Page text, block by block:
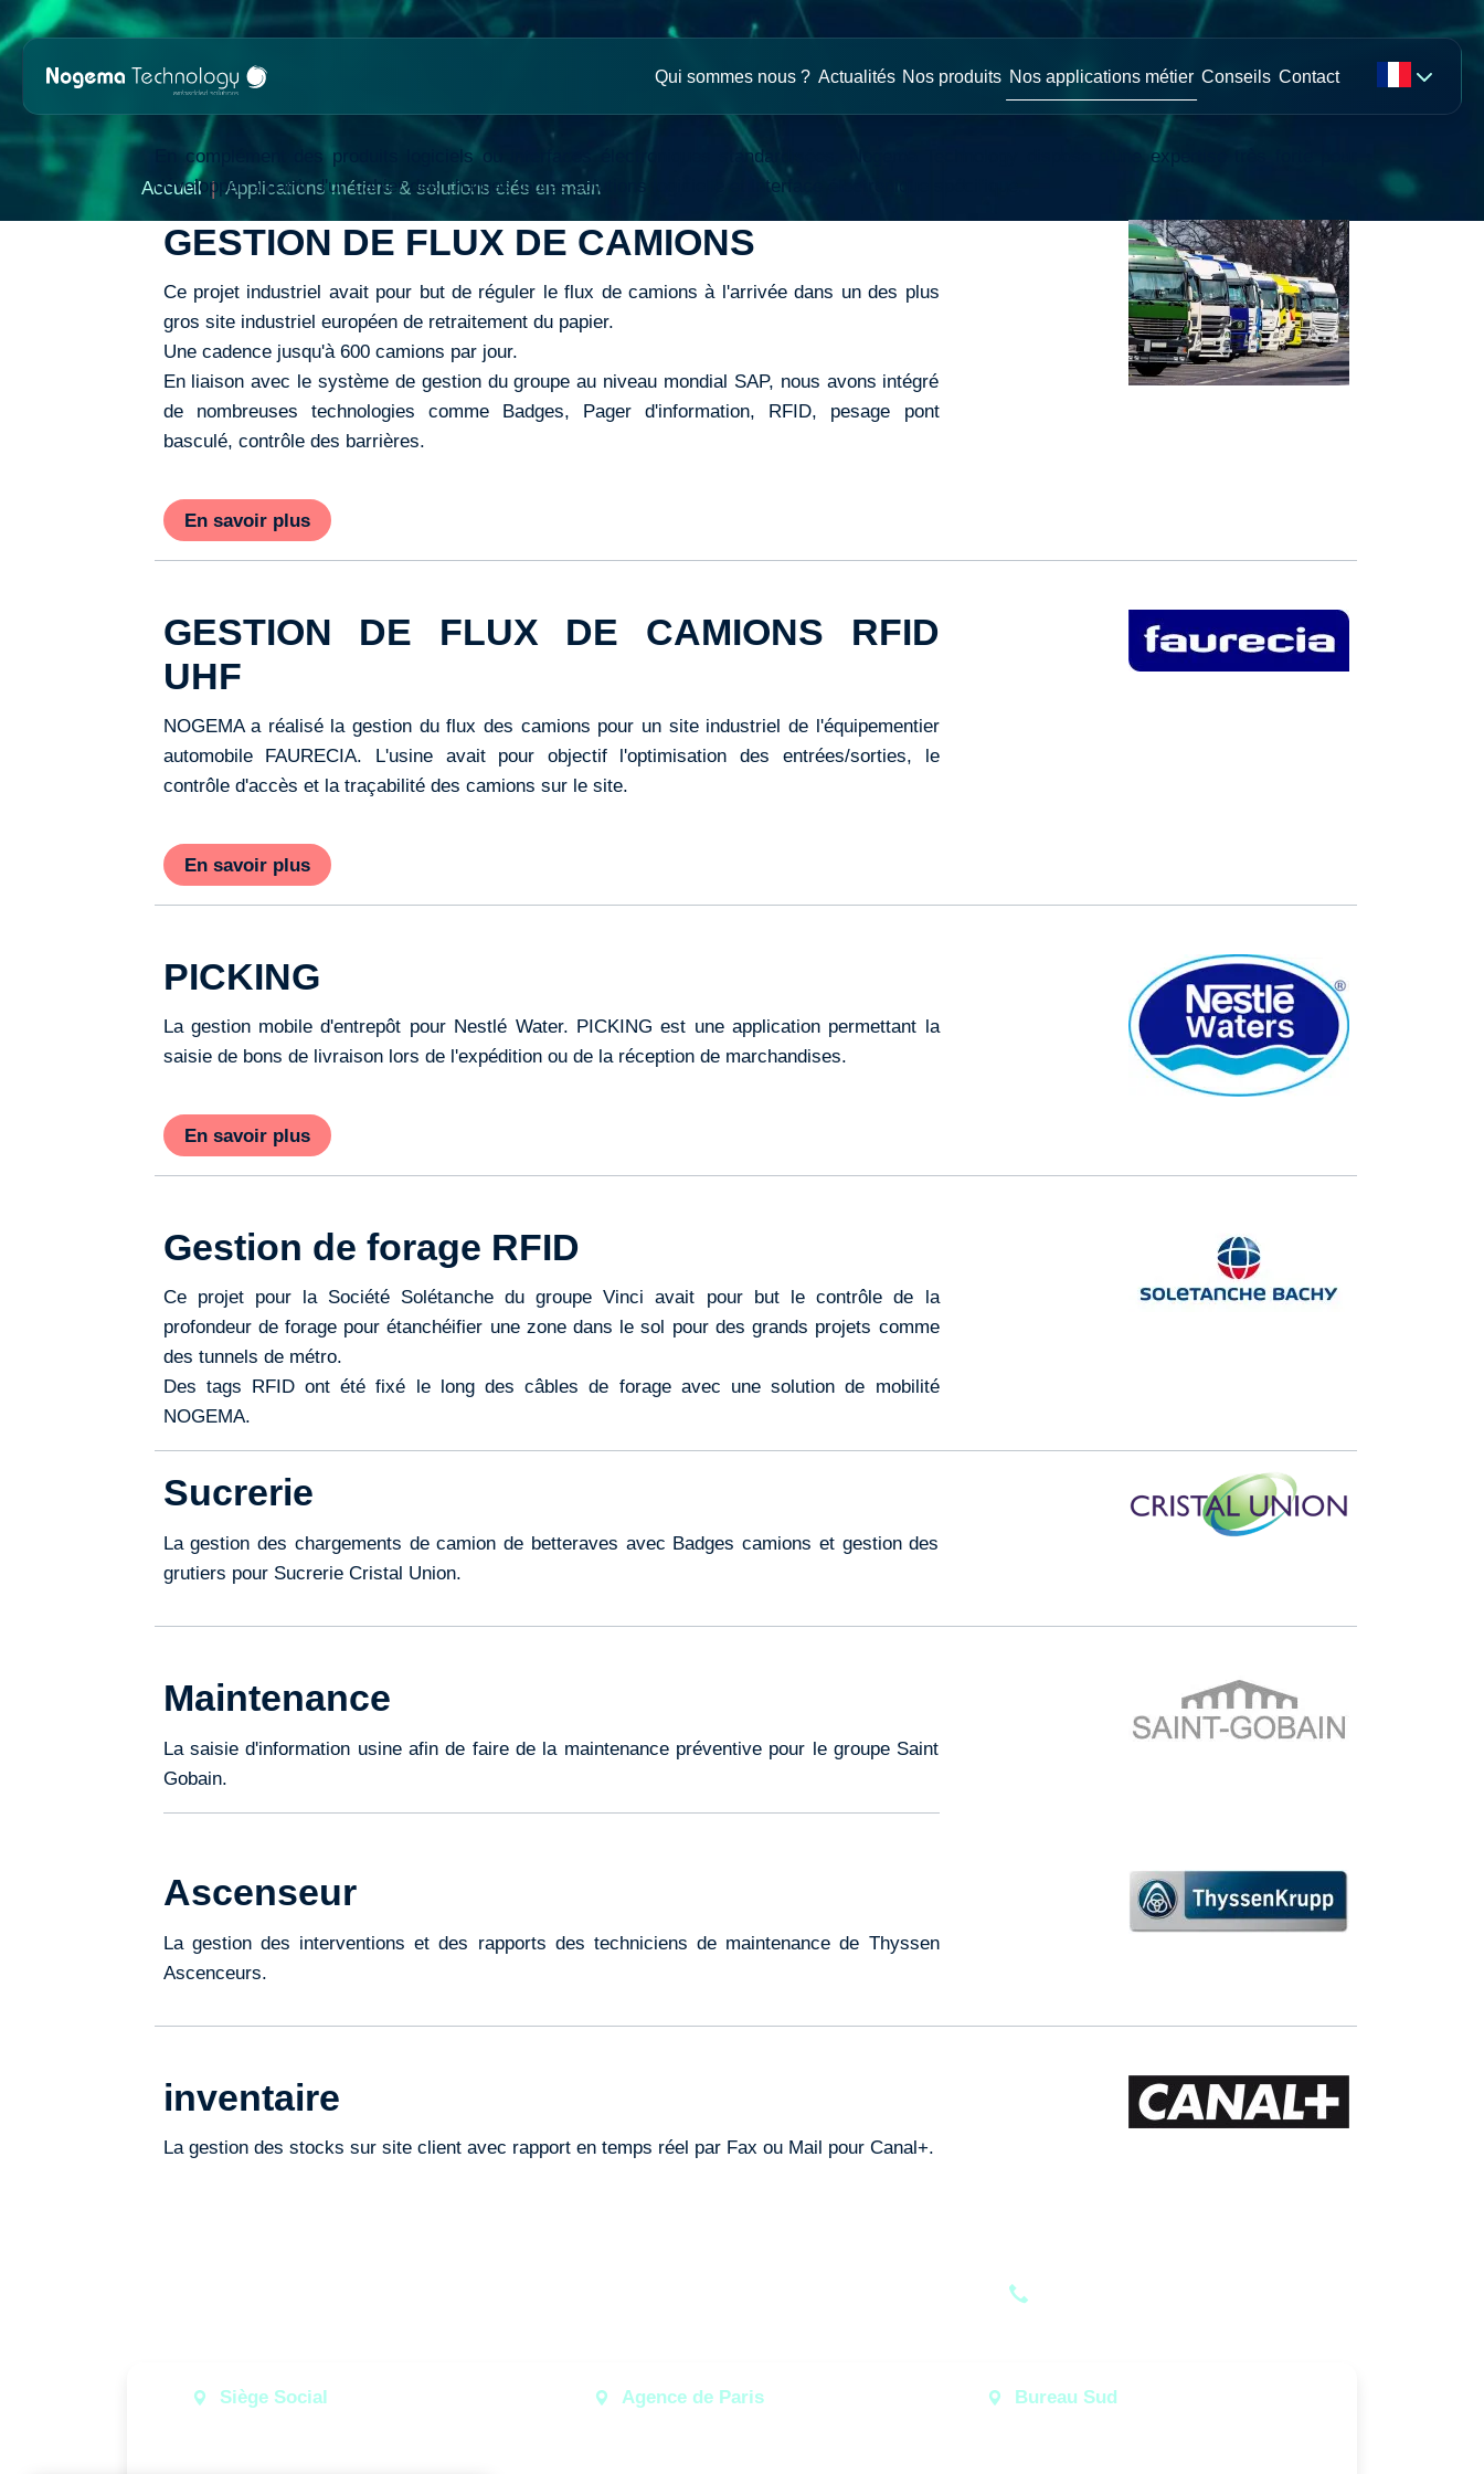
Contenu Entête de page Menu principal Pied de page
Qui sommes nous ? Actualités Nos produits Nos applications métier Conseils Contact
Accueil Applications métiers & solutions clés en main
Applications métiers & solutions clés en main
En complément des produits logiciels ou interfaces électroniques standardisées, Nogema Technology dispose d'une expertise très forte pour
développer a partir d'un cahier des charges toutes solutions logicielle et interface électronique spécifique.
GESTION DE FLUX DE CAMIONS
Ce projet industriel avait pour but de réguler le flux de camions à l'arrivée dans un des plus
gros site industriel européen de retraitement du papier.
Une cadence jusqu'à 600 camions par jour.
En liaison avec le système de gestion du groupe au niveau mondial SAP, nous avons intégré
de nombreuses technologies comme Badges, Pager d'information, RFID, pesage pont
basculé, contrôle des barrières.
En savoir plus
GESTION DE FLUX DE CAMIONS RFID
UHF
NOGEMA a réalisé la gestion du flux des camions pour un site industriel de l'équipementier
automobile FAURECIA. L'usine avait pour objectif l'optimisation des entrées/sorties, le
contrôle d'accès et la traçabilité des camions sur le site.
En savoir plus
PICKING
La gestion mobile d'entrepôt pour Nestlé Water. PICKING est une application permettant la
saisie de bons de livraison lors de l'expédition ou de la réception de marchandises.
En savoir plus
Gestion de forage RFID
Ce projet pour la Société Solétanche du groupe Vinci avait pour but le contrôle de la
profondeur de forage pour étanchéifier une zone dans le sol pour des grands projets comme
des tunnels de métro.
Des tags RFID ont été fixé le long des câbles de forage avec une solution de mobilité
NOGEMA.
Sucrerie
La gestion des chargements de camion de betteraves avec Badges camions et gestion des
grutiers pour Sucrerie Cristal Union.
Maintenance
La saisie d'information usine afin de faire de la maintenance préventive pour le groupe Saint
Gobain.
Ascenseur
La gestion des interventions et des rapports des techniciens de maintenance de Thyssen
Ascenceurs.
inventaire
La gestion des stocks sur site client avec rapport en temps réel par Fax ou Mail pour Canal+.
Siège Social
Agence de Paris
Bureau Sud